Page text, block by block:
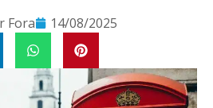
Fora 14/08/2025